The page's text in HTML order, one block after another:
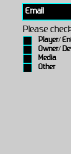
Please
Player/
Owner/
Media
Other